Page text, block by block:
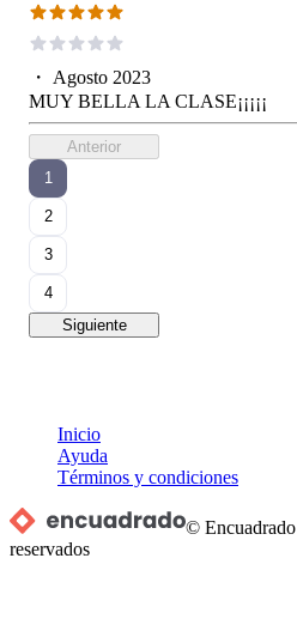
・ Agosto 2023
MUY BELLA LA CLASE¡¡¡¡¡
Anterior
1
2
3
4
Siguiente
Inicio
Ayuda
Términos y condiciones
© Encuadrado
reservados